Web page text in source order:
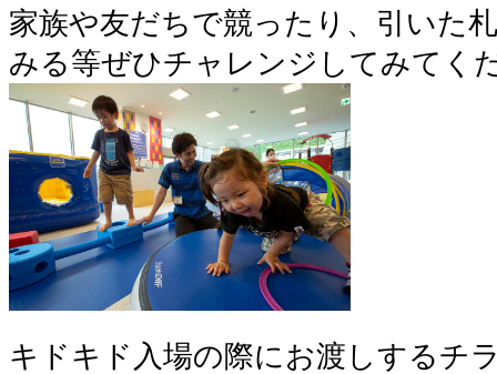
家族や友だちで競ったり、引いた
みる等ぜひチャレンジしてみてく
キドキド入場の際にお渡しするチ